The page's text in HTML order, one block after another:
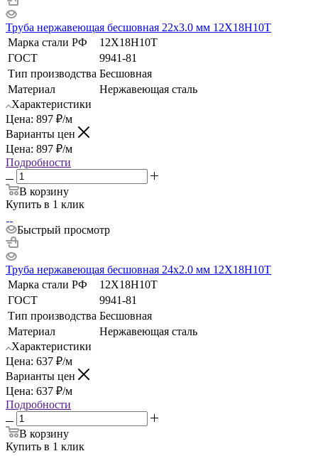
Труба нержавеющая бесшовная 22х3.0 мм 12Х18Н10Т
Марка стали РФ
12Х18Н10Т
ГОСТ
9941-81
Тип производства Бесшовная
Материал
Нержавеющая сталь
Характеристики
Цена: 897 ₽/м
Варианты цен
Цена: 897 ₽/м
Подробности
В корзину
Купить в 1 клик
Быстрый просмотр
Труба нержавеющая бесшовная 24х2.0 мм 12Х18Н10Т
Марка стали РФ
12Х18Н10Т
ГОСТ
9941-81
Тип производства Бесшовная
Материал
Нержавеющая сталь
Характеристики
Цена: 637 ₽/м
Варианты цен
Цена: 637 ₽/м
Подробности
В корзину
Купить в 1 клик